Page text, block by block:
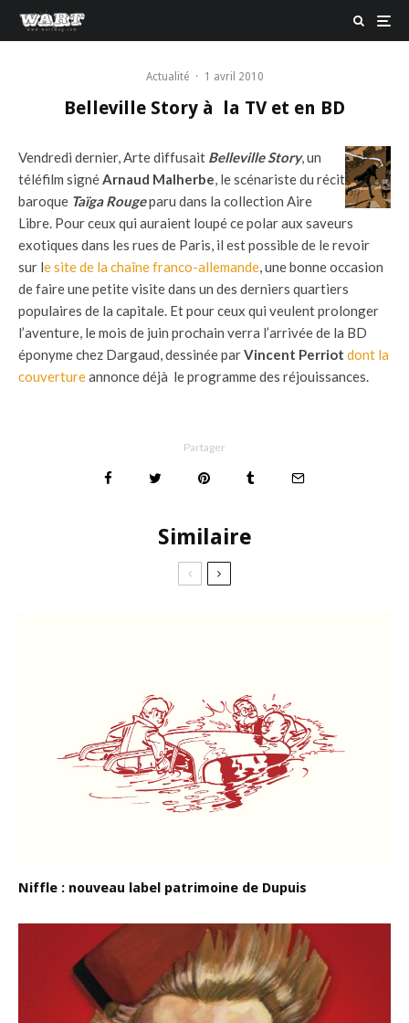
Actualité · 1 avril 2010
Belleville Story à la TV et en BD
Vendredi dernier, Arte diffusait Belleville Story, un
téléfilm signéArnaud Malherbe, le scénariste du récit
baroque Taïga Rougeparu dans la collection Aire
Libre. Pour ceux qui auraient loupé ce polar aux saveurs
exotiques dans les rues de Paris, il est possible de le revoir
sur le site de la chaîne franco-allemande, une bonne occasion
de faire une petite visite dans un des derniers quartiers
populaires de la capitale. Et pour ceux qui veulent prolonger
l’aventure, le mois de juin prochain verra l’arrivée de la BD
éponyme chez Dargaud, dessinée parVincent Perriot dont la
couvertureannonce déjà le programme des réjouissances.
Partager
Similaire
Niffle : nouveau label patrimoine de Dupuis